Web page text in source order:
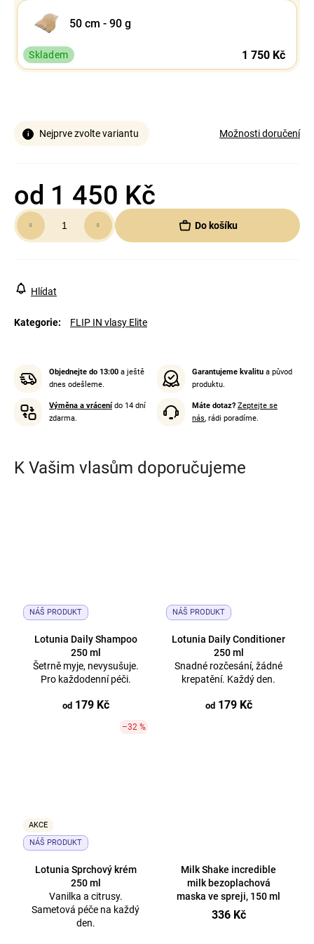
50 cm - 90 g
Skladem 1 750 Kč
Nejprve zvolte variantu Možnosti doručení
od 1 450 Kč
Měrná
cena:
Do košíku
Kategorie: FLIP IN vlasy Elite
Hlídat
Objednejte do 13:00 a ještě
dnes odešleme.
Garantujeme kvalitu a původ
produktu.
Výměna a vrácenído 14 dní
zdarma.
Máte dotaz? Zeptejte se
nás, rádi poradíme.
K Vašim vlasům doporučujeme
NÁŠ PRODUKT
Lotunia Daily Shampoo
250 ml
Šetrně myje, nevysušuje.
Pro každodenní péči.
od179 Kč
NÁŠ PRODUKT
Lotunia Daily Conditioner
250 ml
Snadné rozčesání, žádné
krepatění. Každý den.
od179 Kč
AKCE
NÁŠ PRODUKT
–32 %
Lotunia Sprchový krém
250 ml
Vanilka a citrusy.
Sametová péče na každý
den.
Milk Shake incredible
milk bezoplachová
maska ve spreji, 150 ml
336 Kč